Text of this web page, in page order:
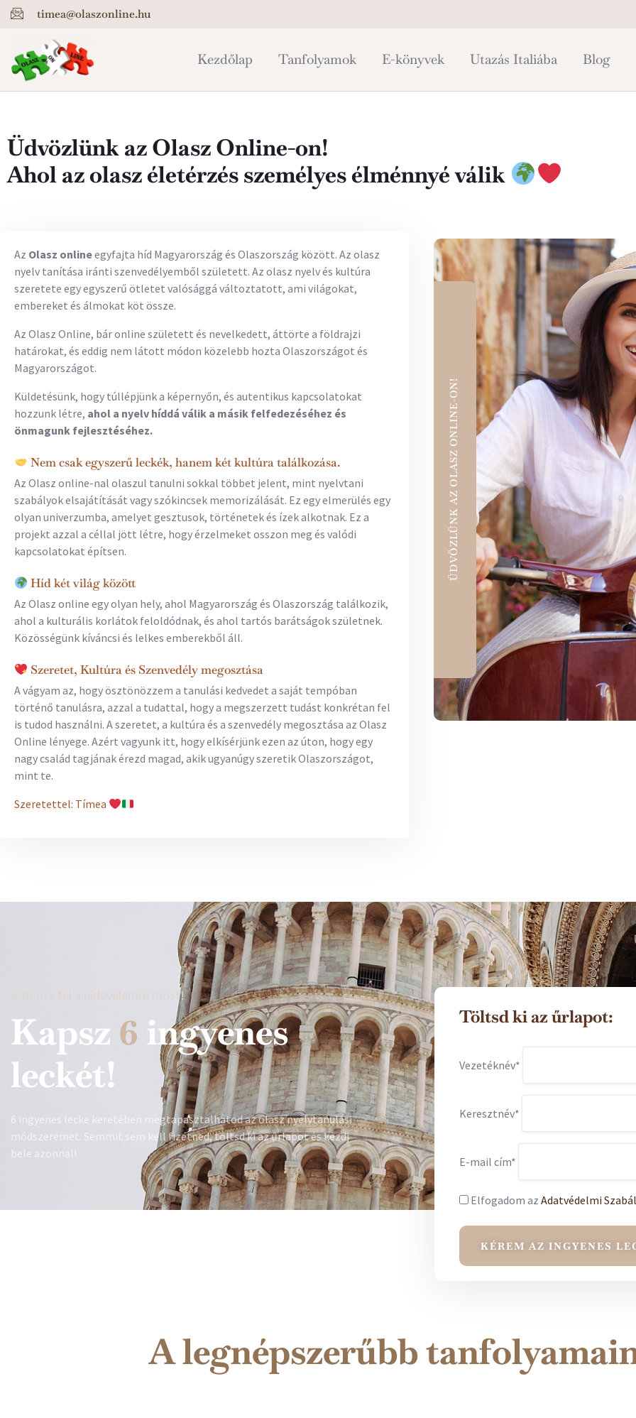
timea@olaszonline.hu
Kezdőlap Tanfolyamok E-könyvek Utazás Italiába Blog
Üdvözlünk az Olasz Online-on!
Ahol az olasz életérzés személyes élménnyé válik
Az Olasz onlineegyfajta híd Magyarország és Olaszország között. Az olasz
nyelv tanítása iránti szenvedélyemből született. Az olasz nyelv és kultúra
szeretete egy egyszerű ötletet valósággá változtatott, ami világokat,
embereket és álmokat köt össze.
Az Olasz Online, bár online született és nevelkedett, áttörte a földrajzi
határokat, és eddig nem látott módon közelebb hozta Olaszországot és
Magyarországot.
Küldetésünk, hogy túllépjünk a képernyőn, és autentikus kapcsolatokat
hozzunk létre, ahol a nyelv híddá válik a másik felfedezéséhez és
önmagunk fejlesztéséhez.
Nem csak egyszerű leckék, hanem két kultúra találkozása.
Az Olasz online-nal olaszul tanulni sokkal többet jelent, mint nyelvtani
szabályok elsajátítását vagy szókincsek memorizálását. Ez egy elmerülés egy
olyan univerzumba, amelyet gesztusok, történetek és ízek alkotnak. Ez a
projekt azzal a céllal jött létre, hogy érzelmeket osszon meg és valódi
kapcsolatokat építsen.
Híd két világ között
Az Olasz online egy olyan hely, ahol Magyarország és Olaszország találkozik,
ahol a kulturális korlátok feloldódnak, és ahol tartós barátságok születnek.
Közösségünk kíváncsi és lelkes emberekből áll.
Szeretet, Kultúra és Szenvedély megosztása
A vágyam az, hogy ösztönözzem a tanulási kedvedet a saját tempóban
történő tanulásra, azzal a tudattal, hogy a megszerzett tudást konkrétan fel
is tudod használni. A szeretet, a kultúra és a szenvedély megosztása az Olasz
Online lényege. Azért vagyunk itt, hogy elkísérjünk ezen az úton, hogy egy
nagy család tagjának érezd magad, akik ugyanúgy szeretik Olaszországot,
mint te.
Szeretettel: Tímea
ÜDVÖZLÜNK AZ OLASZ ONLINE-ON!
Iratkozz fel a hírlevelemre most!
Kapsz 6 ingyenes
leckét!
6 ingyenes lecke keretében megtapasztalhatod az olasz nyelvtanulási
módszeremet. Semmit sem kell fizetned, töltsd ki az űrlapot és kezdj
bele azonnal!
Töltsd ki az űrlapot:
Vezetéknév*
Keresztnév*
E-mail cím*
Elfogadom az Adatvédelmi
A legnépszerűbb